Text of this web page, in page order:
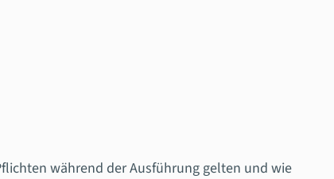
während der Ausführung gelten und wie